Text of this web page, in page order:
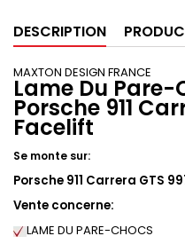
DESCRIPTION
MAXTON DESIGN FRANCE
Lame Du Pare-
Porsche 911
Facelift
Se monte sur:
Porsche 911 Carrera GTS
Vente concerne:
LAME DU PARE-CHOCS